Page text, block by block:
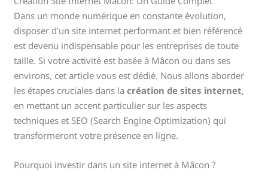
Dans un monde numérique en constante évolution,
disposer d’un site internet performant et bien référencé
est devenu indispensable pour les entreprises de toute
taille. Si votre activité est basée à Mâcon ou dans ses
environs, cet article vous est dédié. Nous allons aborder
les étapes cruciales dans lacréation de sites internet,
en mettant un accent particulier sur les aspects
techniques et SEO (Search Engine Optimization) qui
transformeront votre présence en ligne.
Pourquoi investir dans un site internet à Mâcon ?